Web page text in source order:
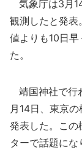
気象庁は3月
観測したと発
値よりも10日
た。
靖国神社で行
月14日、東京
発表した。この
ターで話題に